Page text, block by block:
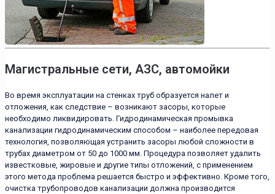
Магистральные сети, АЗС, автомойки
Во время эксплуатации на стенках труб образуется налет и
отложения, как следствие – возникают засоры, которые
необходимо ликвидировать. Гидродинамическая промывка
канализации гидродинамическим способом – наиболее передовая
технология, позволяющая устранить засоры любой сложности в
трубах диаметром от 50 до 1000 мм. Процедура позволяет удалить
известковые, жировые и другие типы отложений, с применением
этого метода проблема решается быстро и эффективно. Кроме того,
очистка трубопроводов канализации должна производится